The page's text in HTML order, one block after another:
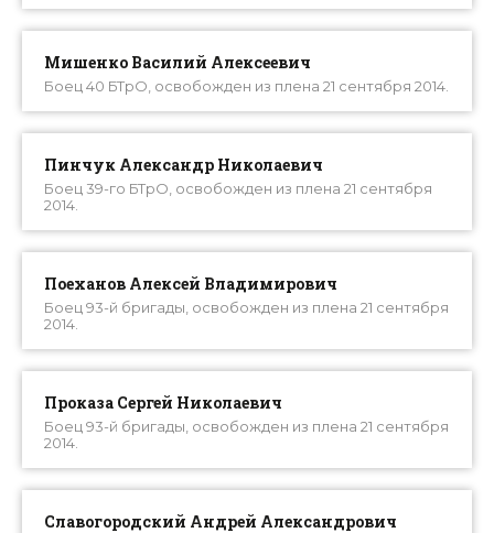
Мишенко Василий Алексеевич
Боец 40 БТрО, освобожден из плена 21 сентября 2014.
Пинчук Александр Николаевич
Боец 39-го БТрО, освобожден из плена 21 сентября
2014.
Поеханов Алексей Владимирович
Боец 93-й бригады, освобожден из плена 21 сентября
2014.
Проказа Сергей Николаевич
Боец 93-й бригады, освобожден из плена 21 сентября
2014.
Славогородский Андрей Александрович